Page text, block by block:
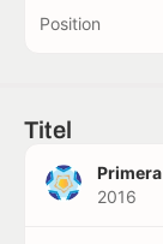
Position
Titel
2016